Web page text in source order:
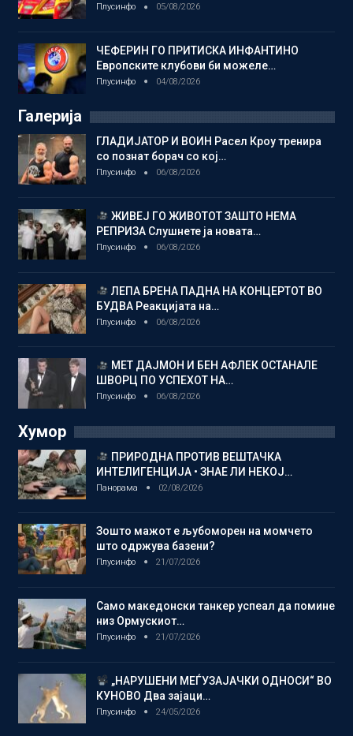
Плусинфо 05/08/2026
ЧЕФЕРИН ГО ПРИТИСКА ИНФАНТИНО
Европските клубови би можеле…
Плусинфо 04/08/2026
Галерија
ГЛАДИЈАТОР И ВОИН Расел Кроу тренира
со познат борач со кој…
Плусинфо 06/08/2026
ЖИВЕЈ ГО ЖИВОТОТ ЗАШТО НЕМА
РЕПРИЗА Слушнете ја новата…
Плусинфо 06/08/2026
ЛЕПА БРЕНА ПАДНА НА КОНЦЕРТОТ ВО
БУДВА Реакцијата на…
Плусинфо 06/08/2026
МЕТ ДАЈМОН И БЕН АФЛЕК ОСТАНАЛЕ
ШВОРЦ ПО УСПЕХОТ НА…
Плусинфо 06/08/2026
Хумор
ПРИРОДНА ПРОТИВ ВЕШТАЧКА
ИНТЕЛИГЕНЦИЈА • ЗНАЕ ЛИ НЕКОЈ…
Панорама 02/08/2026
Зошто мажот е љубоморен на момчето
што одржува базени?
Плусинфо 21/07/2026
Само македонски танкер успеал да помине
низ Ормускиот…
Плусинфо 21/07/2026
„НАРУШЕНИ МЕЃУЗАЈАЧКИ ОДНОСИ“ ВО
КУНОВО Два зајаци…
Плусинфо 24/05/2026